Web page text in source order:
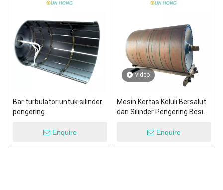
Bar turbulator untuk silinder
pengering
Enquire
video
Mesin Kertas Keluli Bersalut
dan Silinder Pengering Besi
Enquire